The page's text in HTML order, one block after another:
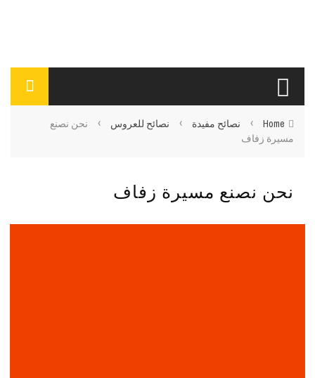
Home
› نصائح مفيدة › نصائح للعروس ›
نحن نصنع
مسيرة زفاف
نحن نصنع مسيرة زفاف